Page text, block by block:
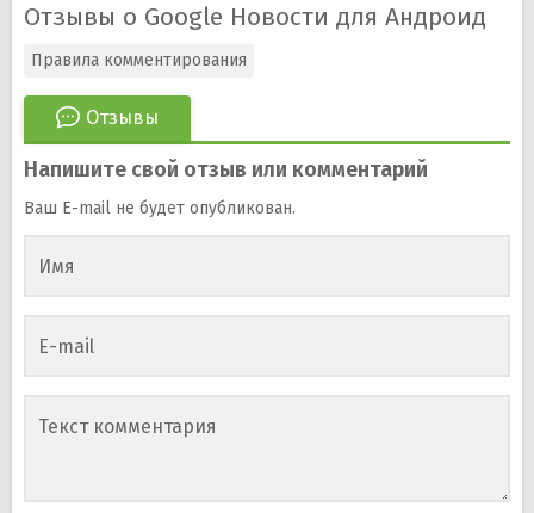
Отзывы о Google Новости для Андроид
Отзывы
Правила комментирования
Напишите свой отзыв или комментарий
Ваш E-mail не будет опубликован.
Имя
E-mail
Текст комментария